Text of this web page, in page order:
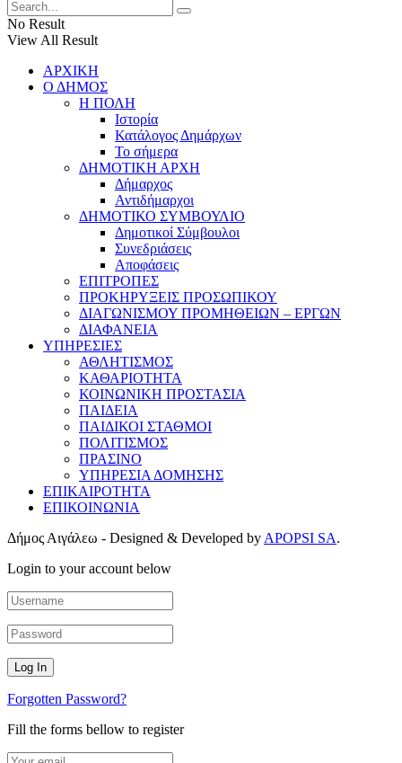
No Result
View All Result
ΑΡΧΙΚΗ
Ο ΔΗΜΟΣ
Η ΠΟΛΗ
Ιστορία
Κατάλογος Δημάρχων
Το σήμερα
ΔΗΜΟΤΙΚΗ ΑΡΧΗ
Δήμαρχος
Αντιδήμαρχοι
ΔΗΜΟΤΙΚΟ ΣΥΜΒΟΥΛΙΟ
Δημοτικοί Σύμβουλοι
Συνεδριάσεις
Αποφάσεις
ΕΠΙΤΡΟΠΕΣ
ΠΡΟΚΗΡΥΞΕΙΣ ΠΡΟΣΩΠΙΚΟΥ
ΔΙΑΓΩΝΙΣΜΟΥ ΠΡΟΜΗΘΕΙΩΝ – ΕΡΓΩΝ
ΔΙΑΦΑΝΕΙΑ
ΥΠΗΡΕΣΙΕΣ
ΑΘΛΗΤΙΣΜΟΣ
ΚΑΘΑΡΙΟΤΗΤΑ
ΚΟΙΝΩΝΙΚΗ ΠΡΟΣΤΑΣΙΑ
ΠΑΙΔΕΙΑ
ΠΑΙΔΙΚΟΙ ΣΤΑΘΜΟΙ
ΠΟΛΙΤΙΣΜΟΣ
ΠΡΑΣΙΝΟ
ΥΠΗΡΕΣΙΑ ΔΟΜΗΣΗΣ
ΕΠΙΚΑΙΡΟΤΗΤΑ
ΕΠΙΚΟΙΝΩΝΙΑ
Δήμος Αιγάλεω - Designed & Developed by APOPSI SA.
Login to your account below
Forgotten Password?
Fill the forms bellow to register